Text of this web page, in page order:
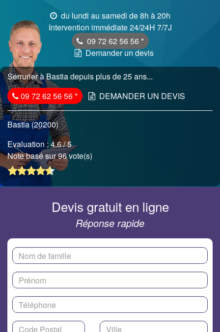
du lundi au samedi de 8h à 20h
Intervention immédiate 24/24H 7/7J
09 72 62 56 56 *
Demander un devis
Serrurier à Bastia depuis plus de 25 ans...
09 72 62 56 56* DEMANDER UN DEVIS
Bastia (20200)
Evaluation :4.6/ 5
Note basé sur 96 vote(s)
Devis gratuit en ligne
Réponse rapide